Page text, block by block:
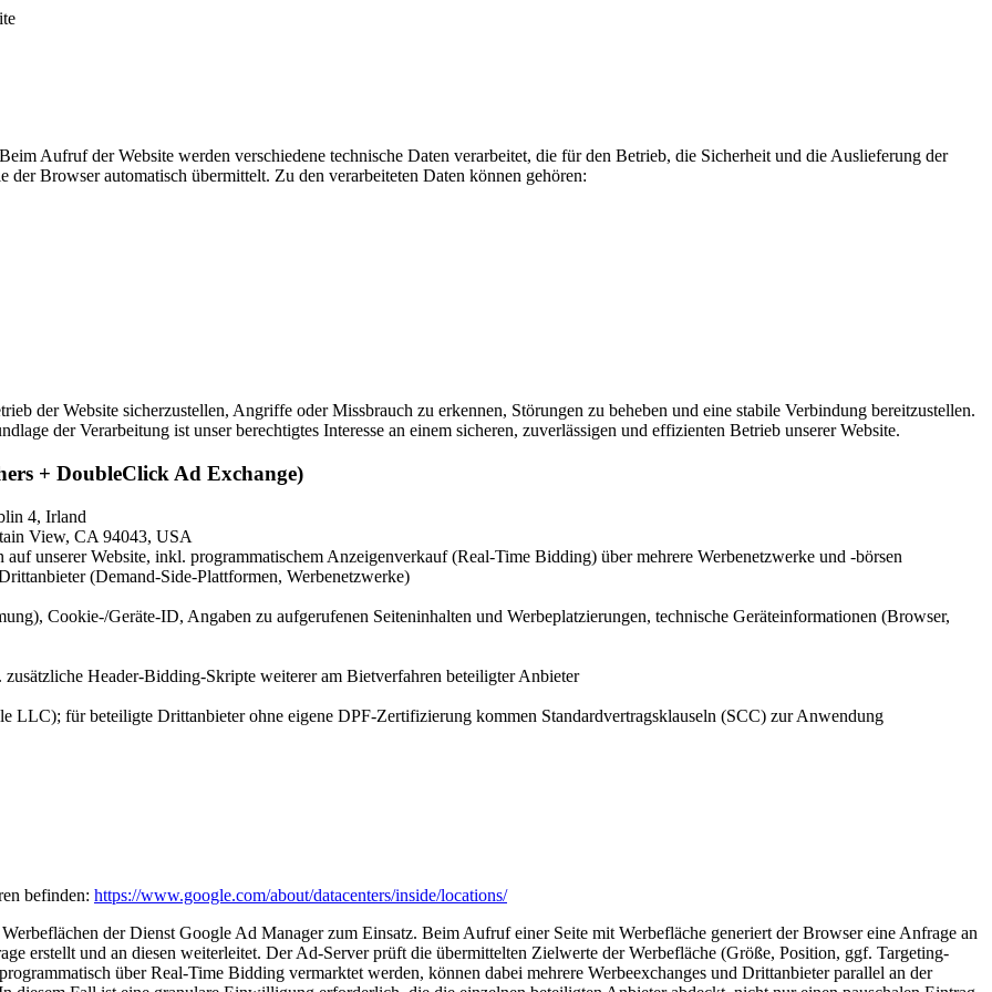
Aufruf der Website werden verschiedene technische Daten verarbeitet, die für den Betrieb, die Sicherheit und die Auslieferung der
Browser automatisch übermittelt. Zu den verarbeiteten Daten können gehören:
der Website sicherzustellen, Angriffe oder Missbrauch zu erkennen, Störungen zu beheben und eine stabile Verbindung bereitzustellen.
der Verarbeitung ist unser berechtigtes Interesse an einem sicheren, zuverlässigen und effizienten Betrieb unserer Website.
+ DoubleClick Ad Exchange)
4, Irland
View, CA 94043, USA
unserer Website, inkl. programmatischem Anzeigenverkauf (Real-Time Bidding) über mehrere Werbenetzwerke und -börsen
(Demand-Side-Plattformen, Werbenetzwerke)
Cookie-/Geräte-ID, Angaben zu aufgerufenen Seiteninhalten und Werbeplatzierungen, technische Geräteinformationen (Browser,
Header-Bidding-Skripte weiterer am Bietverfahren beteiligter Anbieter
LLC); für beteiligte Drittanbieter ohne eigene DPF-Zertifizierung kommen Standardvertragsklauseln (SCC) zur Anwendung
befinden: https://www.google.com/about/datacenters/inside/locations/
der Dienst Google Ad Manager zum Einsatz. Beim Aufruf einer Seite mit Werbefläche generiert der Browser eine Anfrage an
erstellt und an diesen weiterleitet. Der Ad-Server prüft die übermittelten Zielwerte der Werbefläche (Größe, Position, ggf. Targeting-
über Real-Time Bidding vermarktet werden, können dabei mehrere Werbeexchanges und Drittanbieter parallel an der